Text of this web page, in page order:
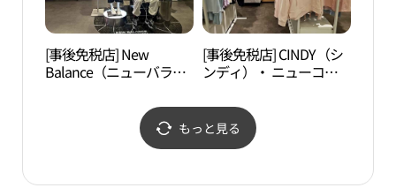
[事後免税店] New
Balance（ニューバラン
トレットピョンチョン
（坪村）店(뉴발란스 뉴
코아아울렛 평촌점)
[事後免税店] CINDY（シ
ンディ）・ ニューコア
ン（坪村）店(신디 뉴코
아아울렛 평촌점)
もっと見る